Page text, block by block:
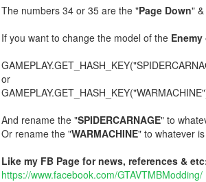
The numbers 34 or 35 are the "Page Down"
If you want to change the model of the Enemy
or
And rename the "SPIDERCARNAGE" to
Or rename the "WARMACHINE" to whatever
Like my FB Page for news, references &
https://www.facebook.com/GTAVTMBModding/